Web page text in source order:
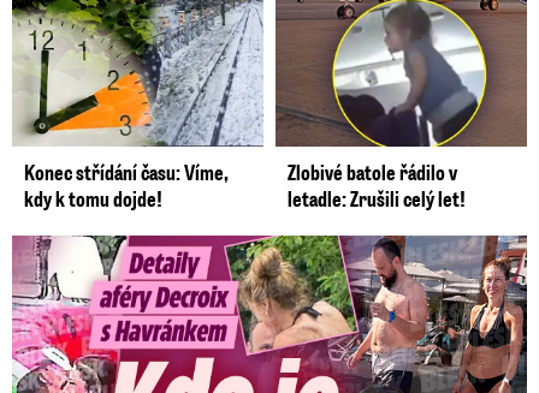
příspěvku uvedl, že Pavel ví, kdo jsou jeho
klienti, a neshledává na tom nic toxického.
Video se připravuje ...
Tisková konference Petra PavlaZdroj: Blesk TV
Konec střídání času: Víme,
kdy k tomu dojde!
Zlobivé batole řádilo v
letadle: Zrušili celý let!
Detaily aféry Decroix s Havránkem: Kdo je tady královna?